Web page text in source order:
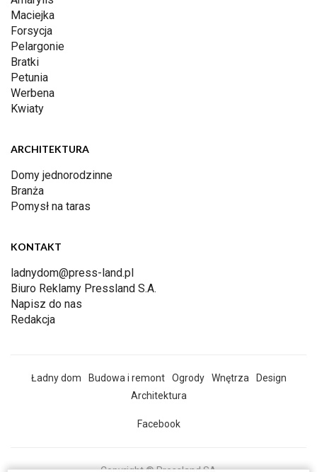
Maciejka
Forsycja
Pelargonie
Bratki
Petunia
Werbena
Kwiaty
ARCHITEKTURA
Domy jednorodzinne
Branża
Pomysł na taras
KONTAKT
ladnydom@press-land.pl
Biuro Reklamy Pressland S.A.
Napisz do nas
Redakcja
Ładny dom Budowa i remont Ogrody Wnętrza
Design
Architektura
Facebook